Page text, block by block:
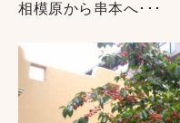
相模原から串本へ･･･